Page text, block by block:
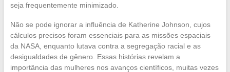
seja frequentemente minimizado.
Não se pode ignorar a influência de Katherine Johnson, cujos
cálculos precisos foram essenciais para as missões espaciais
da NASA, enquanto lutava contra a segregação racial e as
desigualdades de gênero. Essas histórias revelam a
importância das mulheres nos avanços científicos, muitas vezes